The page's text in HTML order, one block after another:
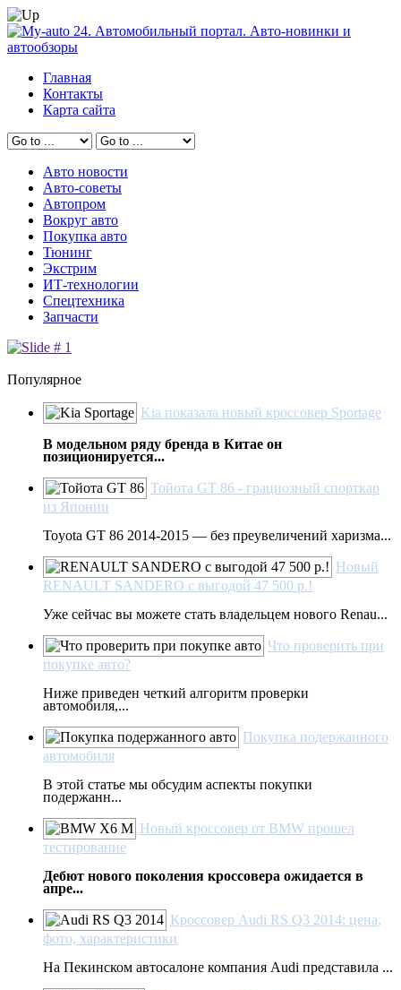
Главная
Контакты
Карта сайта
Авто новости
Авто-советы
Автопром
Вокруг авто
Покупка авто
Тюнинг
Экстрим
ИТ-технологии
Спецтехника
Запчасти
Популярное
Kia показала новый кроссовер Sportage
В модельном ряду бренда в Китае он
позиционируется...
Тойота GT 86 - грациозный спорткар
из Японии
Toyota GT 86 2014-2015 — без преувеличений харизма...
Новый
RENAULT SANDERO c выгодой 47 500 р.!
Уже сейчас вы можете стать владельцем нового Renau...
Что проверить при
покупке авто?
Ниже приведен четкий алгоритм проверки
автомобиля,...
Покупка подержанного
автомобиля
В этой статье мы обсудим аспекты покупки
подержанн...
Новый кроссовер от BMW прошел
тестирование
Дебют нового поколения кроссовера ожидается в
апре...
Кроссовер Audi RS Q3 2014: цена,
фото, характеристики
На Пекинском автосалоне компания Audi представила ...